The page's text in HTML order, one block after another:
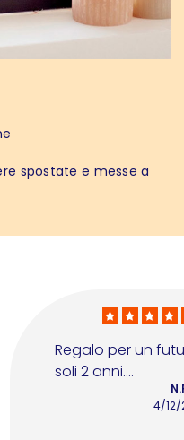
spostate e messe a
Regalo per un
soli 2 anni....
4/12/